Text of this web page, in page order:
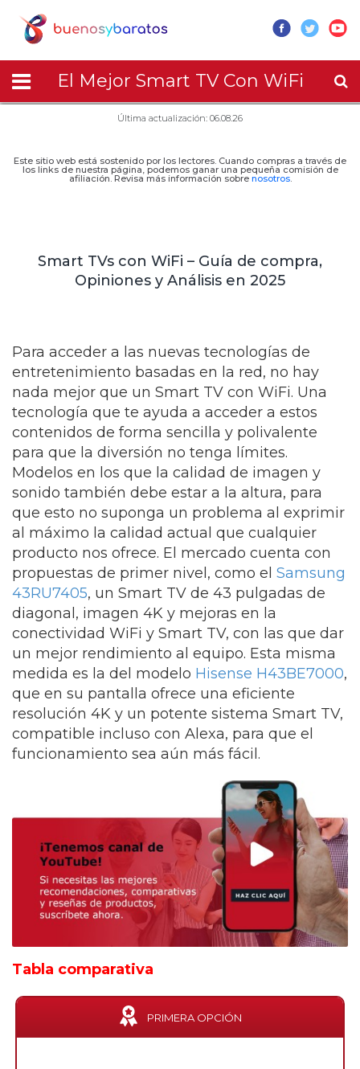
El Mejor Smart TV Con WiFi
Última actualización: 06.08.26
Este sitio web está sostenido por los lectores. Cuando compras a través de
los links de nuestra página, podemos ganar una pequeña comisión de
afiliación. Revisa más información sobre nosotros.
Smart TVs con WiFi – Guía de compra,
Opiniones y Análisis en 2025
Para acceder a las nuevas tecnologías de
entretenimiento basadas en la red, no hay
nada mejor que un Smart TV con WiFi. Una
tecnología que te ayuda a acceder a estos
contenidos de forma sencilla y polivalente
para que la diversión no tenga límites.
Modelos en los que la calidad de imagen y
sonido también debe estar a la altura, para
que esto no suponga un problema al exprimir
al máximo la calidad actual que cualquier
producto nos ofrece. El mercado cuenta con
propuestas de primer nivel, como el Samsung
43RU7405, un Smart TV de 43 pulgadas de
diagonal, imagen 4K y mejoras en la
conectividad WiFi y Smart TV, con las que dar
un mejor rendimiento al equipo. Esta misma
medida es la del modelo Hisense H43BE7000,
que en su pantalla ofrece una eficiente
resolución 4K y un potente sistema Smart TV,
compatible incluso con Alexa, para que el
funcionamiento sea aún más fácil.
Tabla comparativa
PRIMERA OPCIÓN